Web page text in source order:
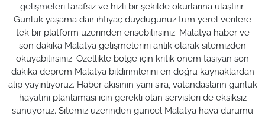
gelişmeleri tarafsız ve hızlı bir şekilde okurlarına ulaştırır.
Günlük yaşama dair ihtiyaç duyduğunuz tüm yerel verilere
tek bir platform üzerinden erişebilirsiniz. Malatya haber ve
son dakika Malatya gelişmelerini anlık olarak sitemizden
okuyabilirsiniz. Özellikle bölge için kritik önem taşıyan son
dakika deprem Malatya bildirimlerini en doğru kaynaklardan
alıp yayınlıyoruz. Haber akışının yanı sıra, vatandaşların günlük
hayatını planlaması için gerekli olan servisleri de eksiksiz
sunuyoruz. Sitemiz üzerinden güncel Malatya hava durumu